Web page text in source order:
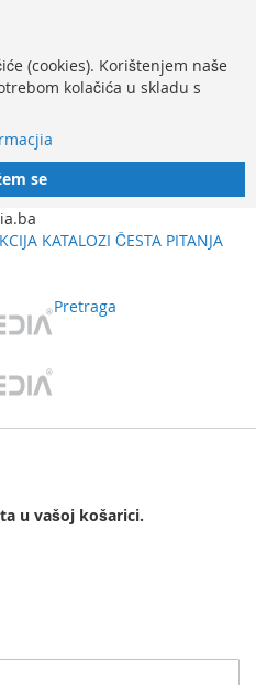
(cookies). Korištenjem naše
kolačića u skladu s
se
KATALOZI ČESTA PITANJA
Pretraga
u vašoj košarici.